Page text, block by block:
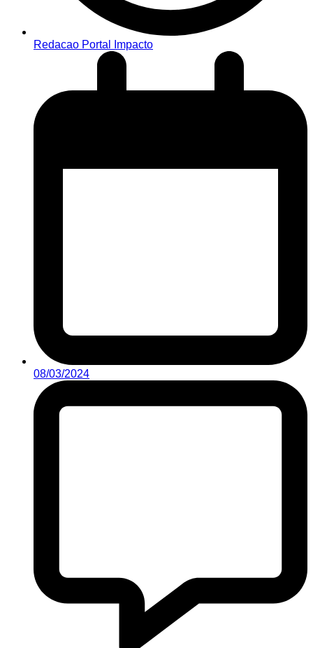
Redacao Portal Impacto
08/03/2024